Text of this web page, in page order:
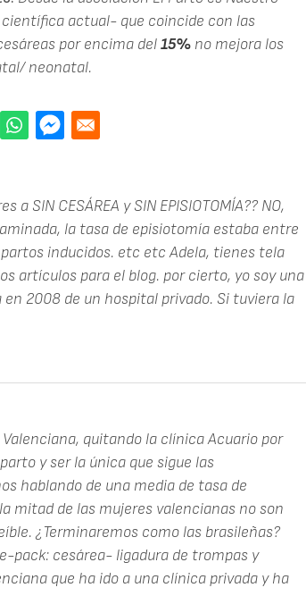
actual- que coincide con las
por encima del15% no mejora los
neonatal.
SIN CESÁREA y SIN EPISIOTOMÍA?? NO,
la tasa de episiotomía estaba entre
inducidos. etc etc Adela, tienes tela
artículos para el blog. por cierto, yo soy una
2008 de un hospital privado. Si tuviera la
quitando la clínica Acuario por
y ser la única que sigue las
hablando de una media de tasa de
mitad de las mujeres valencianas no son
¿Terminaremos como las brasileñas?
pack: cesárea- ligadura de trompas y
que ha ido a una clínica privada y ha